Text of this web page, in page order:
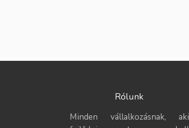
Rólunk
Minden vállalkozásnak, aki